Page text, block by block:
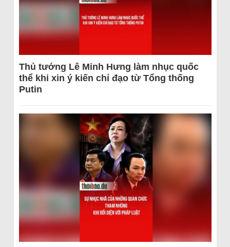
Thủ tướng Lê Minh Hưng làm nhục quốc
thể khi xin ý kiến chỉ đạo từ Tổng thống
Putin